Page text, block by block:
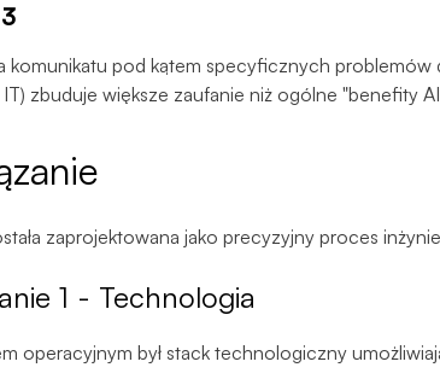
komunikatu pod kątem specyficznych problemów
zbuduje większe zaufanie niż ogólne "benefity
zaprojektowana jako precyzyjny proces
1 - Technologia
operacyjnym był stack technologiczny